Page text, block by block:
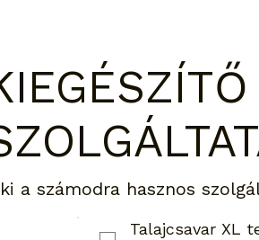
a számodra hasznos
Talajcsavar XL